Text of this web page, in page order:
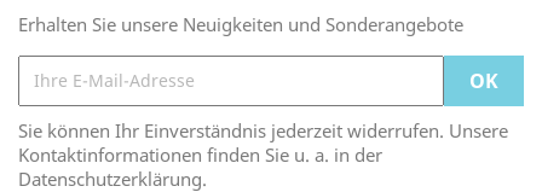
Erhalten Sie unsere Neuigkeiten und Sonderangebote
Sie können Ihr Einverständnis jederzeit widerrufen. Unsere
Kontaktinformationen finden Sie u. a. in der
Datenschutzerklärung.